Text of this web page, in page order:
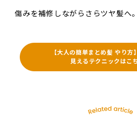
傷みを補修しながらさらツヤ髪へ。
【大人の簡単まとめ髪 やり方
見えるテクニックはこ